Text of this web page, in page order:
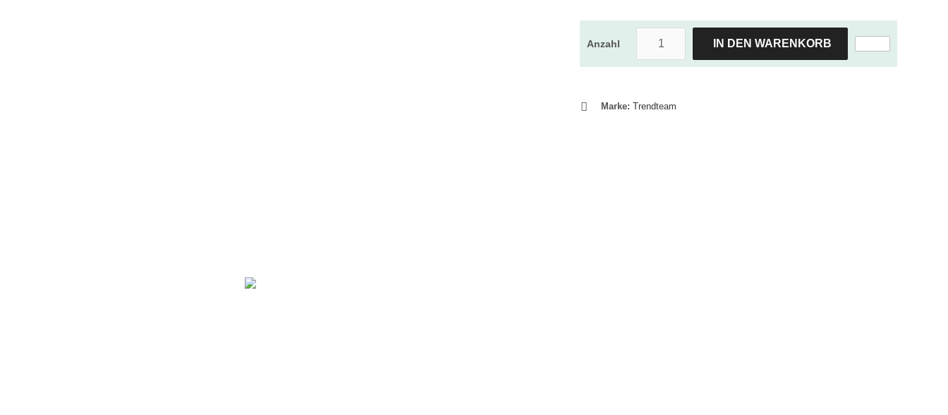
Anzahl IN DEN WARENKORB
Marke: Trendteam